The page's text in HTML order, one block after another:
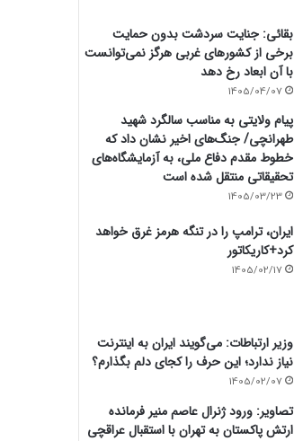
بقائی: جنایت سردشت بدون حمایت
برخی از کشورهای غربی هرگز نمی‌توانست
با آن ابعاد رخ دهد
1405/04/07
پیام ولایتی به مناسب سالگرد شهید
طهرانچی/ جنگ‌های اخیر نشان داد که
خطوط مقدم دفاع ملی، به آزمایشگاه‌های
تحقیقاتی منتقل شده است
1405/03/23
ایران، ترامپ را در تنگه هرمز غرق خواهد
کرد+کاریکاتور
1405/02/17
وزیر ارتباطات: می‌گویند ایران به اینترنت
نیاز ندارد؛ این حرف را کجای دلم بگذارم؟
1405/02/07
تصاویر: ورود ژنرال عاصم منیر فرمانده
ارتش پاکستان به تهران با استقبال عراقچی